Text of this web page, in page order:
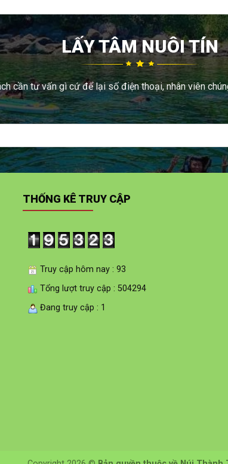
LẤY TÂM NUÔI TÍN
cần tư vấn gì cứ để lại số điện thoại, nhân viên
THỐNG KÊ TRUY CẬP
Truy cập hôm nay : 93
Tổng lượt truy cập : 504294
Đang truy cập : 1